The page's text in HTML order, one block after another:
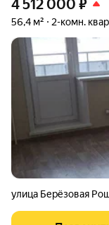
4 512 000 ₽
56,4 м² 2-комн.
улица Берёзовая